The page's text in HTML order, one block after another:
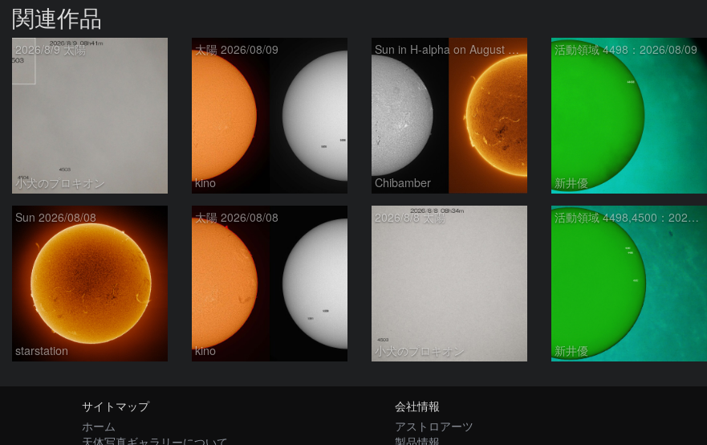
関連作品
2026/8/9 太陽
小犬のプロキオン
太陽 2026/08/09
kino
Sun in H-alpha on August 9, 2026
Chibamber
活動領域 4498：2026/08/09
新井優
Sun 2026/08/08
starstation
太陽 2026/08/08
kino
2026/8/8 太陽
小犬のプロキオン
活動領域 4498,4500：2026/08/08
新井優
サイトマップ
ホーム
天体写真ギャラリーについて
会社情報
アストロアーツ
製品情報